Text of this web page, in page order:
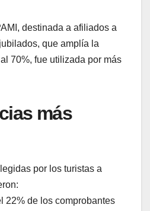
destinada a afiliados a
que amplía la
70%, fue utilizada por más
más
por los turistas a
22% de los comprobantes